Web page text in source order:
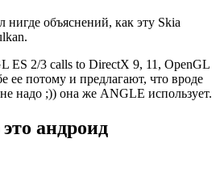
нигде объяснений, как эту Skia
ES 2/3 calls to DirectX 9, 11, OpenGL
ее потому и предлагают, что вроде
надо ;)) она же ANGLE использует.
андроид